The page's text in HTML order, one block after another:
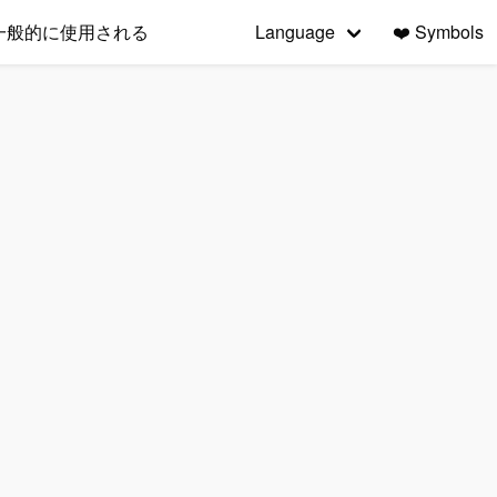
般的に使用される Language ❤️ Symbols